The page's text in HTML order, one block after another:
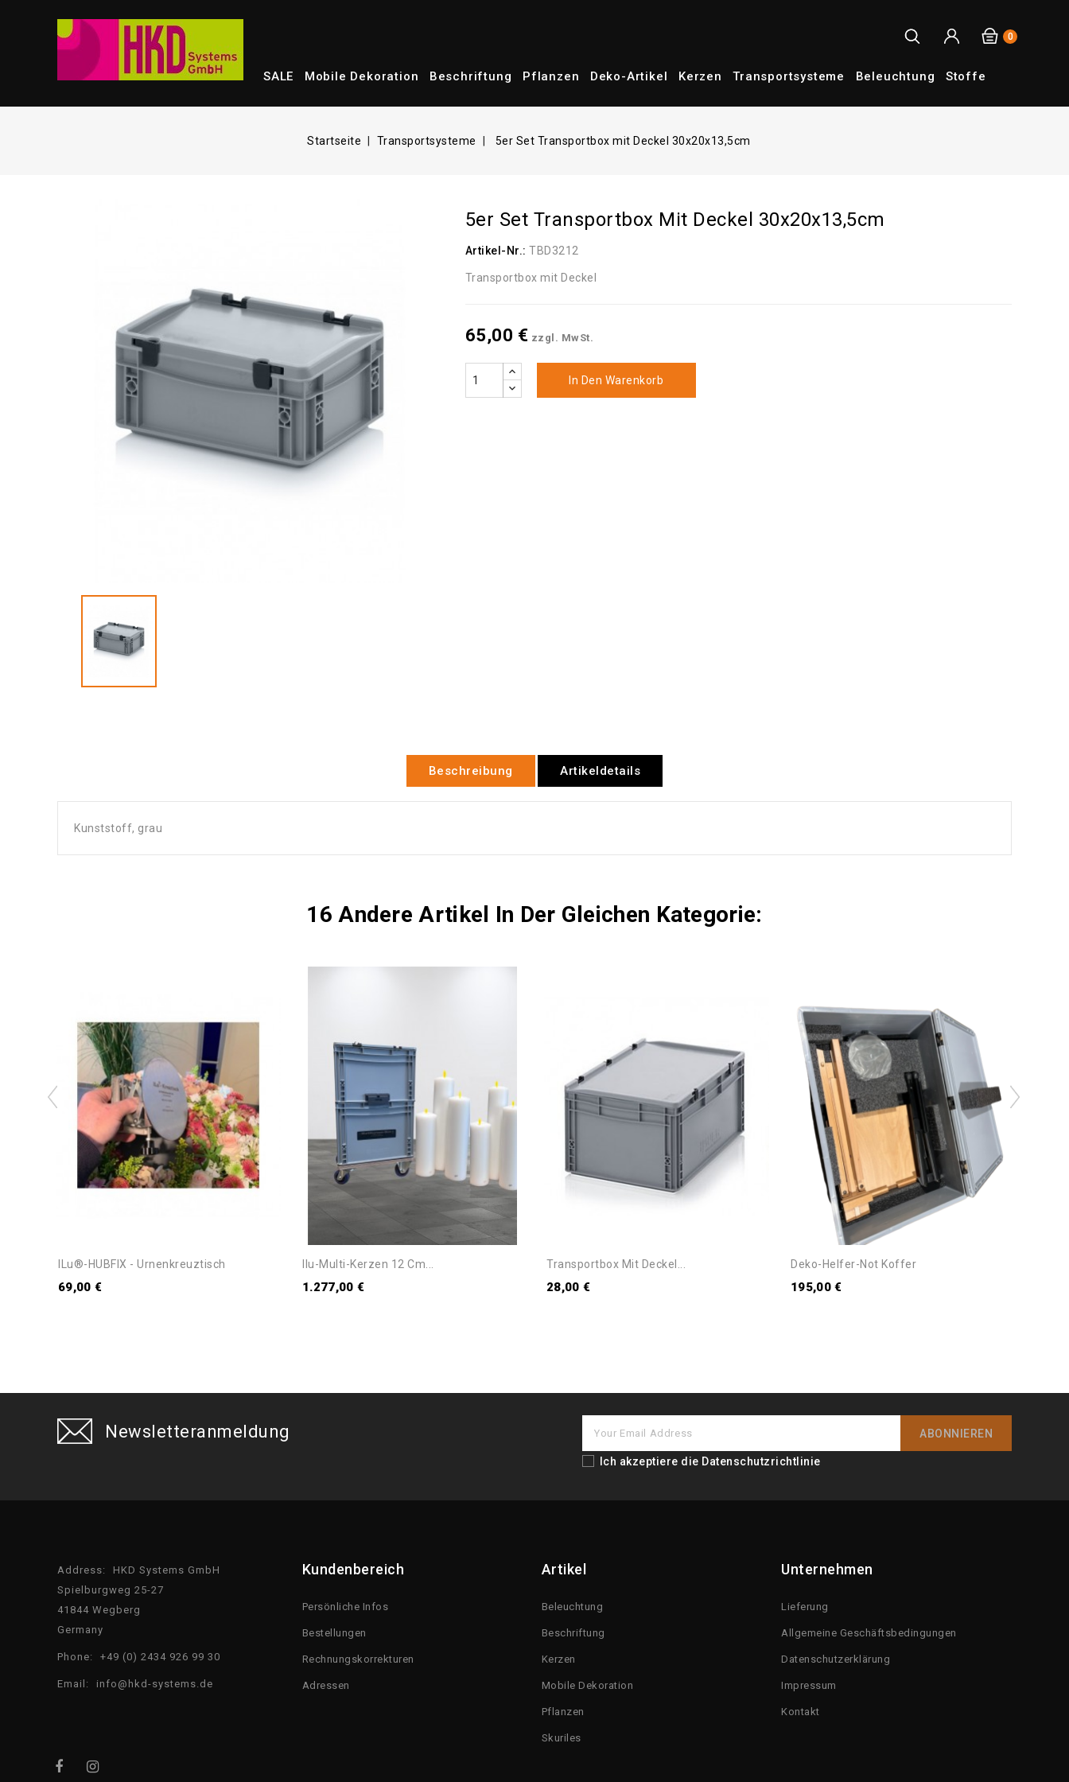
0
SALE Mobile Dekoration Beschriftung Pflanzen Deko-Artikel Kerzen Transportsysteme Beleuchtung Stoffe
Startseite Transportsysteme 5er Set Transportbox mit Deckel 30x20x13,5cm
5er Set Transportbox Mit Deckel 30x20x13,5cm
Artikel-Nr.: TBD3212
Transportbox mit Deckel
65,00 € zzgl. MwSt.
In Den Warenkorb
Beschreibung Artikeldetails
Kunststoff, grau
16 Andere Artikel In Der Gleichen Kategorie:
ILu®-HUBFIX - Urnenkreuztisch
69,00 €
IIu-Multi-Kerzen 12 Cm...
1.277,00 €
Transportbox Mit Deckel...
28,00 €
Deko-Helfer-Not Koffer
195,00 €
Newsletteranmeldung
Ich akzeptiere die Datenschutzrichtlinie
Address:
HKD Systems GmbH
Spielburgweg 25-27
41844 Wegberg
Germany
Phone: +49 (0) 2434 926 99 30
Email: info@hkd-systems.de
Kundenbereich
Persönliche Infos
Bestellungen
Rechnungskorrekturen
Adressen
Artikel
Beleuchtung
Beschriftung
Kerzen
Mobile Dekoration
Pflanzen
Skuriles
Unternehmen
Lieferung
Allgemeine Geschäftsbedingungen
Datenschutzerklärung
Impressum
Kontakt